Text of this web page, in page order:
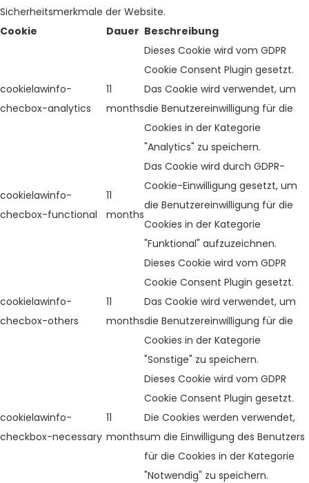
Sicherheitsmerkmale der Website.
Cookie
Dauer Beschreibung
cookielawinfo-
checbox-analytics
11
months
Dieses Cookie wird vom GDPR
Cookie Consent Plugin gesetzt.
Das Cookie wird verwendet, um
die Benutzereinwilligung für die
Cookies in der Kategorie
"Analytics" zu speichern.
cookielawinfo-
checbox-functional
11
months
Das Cookie wird durch GDPR-
Cookie-Einwilligung gesetzt, um
die Benutzereinwilligung für die
Cookies in der Kategorie
"Funktional" aufzuzeichnen.
cookielawinfo-
checbox-others
11
months
Dieses Cookie wird vom GDPR
Cookie Consent Plugin gesetzt.
Das Cookie wird verwendet, um
die Benutzereinwilligung für die
Cookies in der Kategorie
"Sonstige" zu speichern.
cookielawinfo-
checkbox-necessary
11
months
Dieses Cookie wird vom GDPR
Cookie Consent Plugin gesetzt.
Die Cookies werden verwendet,
um die Einwilligung des Benutzers
für die Cookies in der Kategorie
"Notwendig" zu speichern.